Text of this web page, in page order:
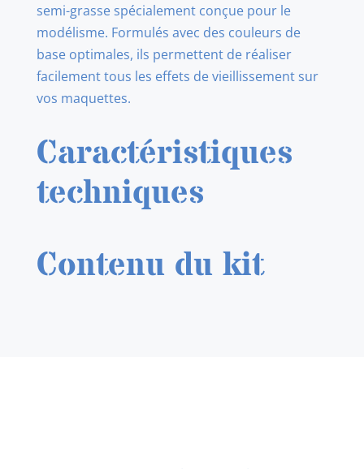
semi-grasse spécialement conçue pour le
modélisme. Formulés avec des couleurs de
base optimales, ils permettent de réaliser
facilement tous les effets de vieillissement sur
vos maquettes.
Caractéristiques
techniques
Contenu du kit